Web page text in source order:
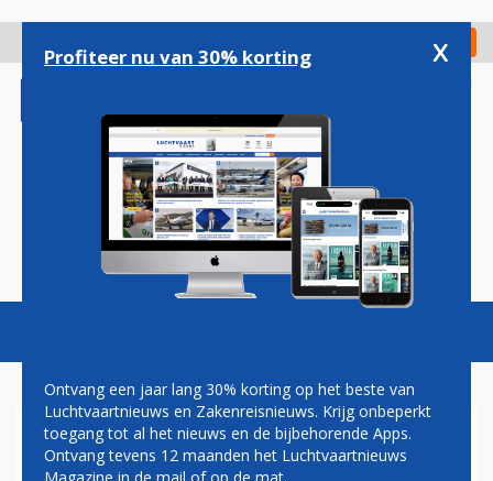
gaan
Check in
Magazine Podcasts Vacatures
IN BEELD: PASSAGIERS ZIEN
Profiteer nu van 30% korting x
Ontvang een jaar lang 30% korting op het beste van
Luchtvaartnieuws en Zakenreisnieuws. Krijg onbeperkt
toegang tot al het nieuws en de bijbehorende Apps.
Ontvang tevens 12 maanden het Luchtvaartnieuws